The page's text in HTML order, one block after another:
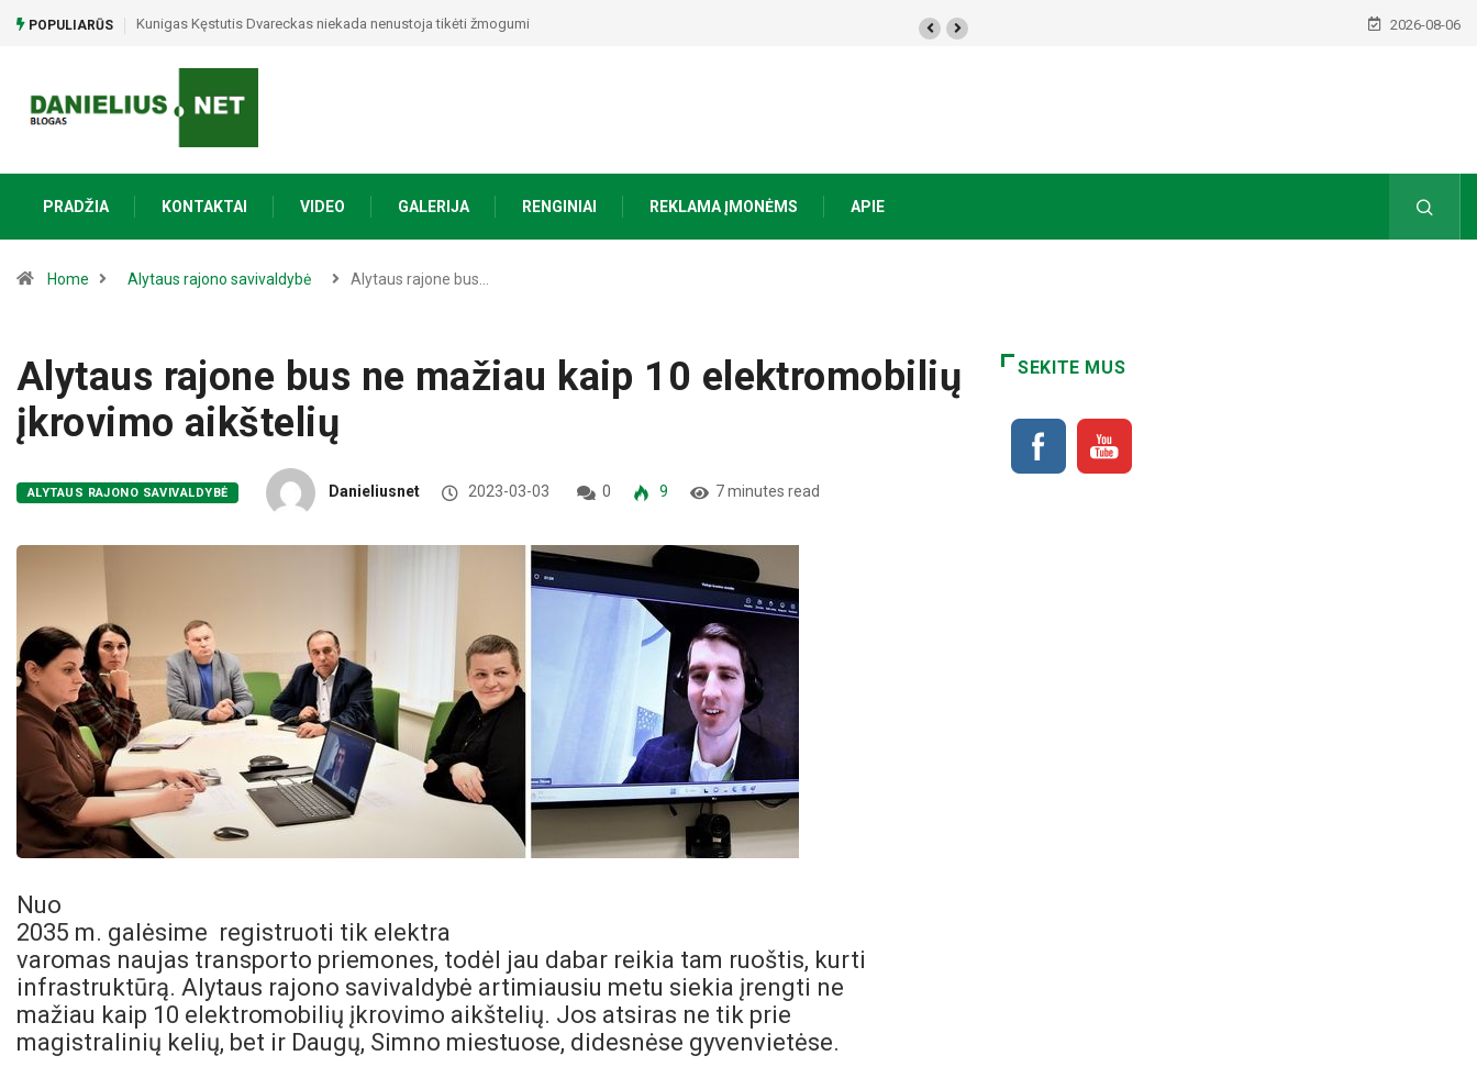
POPULIARŪS Alytaus apskrities įvykių suvestinė: sukčiai išviliojo 3350 eurų, Prienuose – policijos gaudynės, Varėnos rajone rasti du mirę žmonės 2026-08-06
PRADŽIA KONTAKTAI VIDEO GALERIJA RENGINIAI REKLAMA ĮMONĖMS APIE
Home Alytaus rajono savivaldybė Alytaus rajone bus…
Alytaus rajone bus ne mažiau kaip 10 elektromobilių
įkrovimo aikštelių
ALYTAUS RAJONO SAVIVALDYBĖ Danieliusnet 2023-03-03 0 9 7 minutes read
Nuo
2035 m. galėsime registruoti tik elektra
varomas naujas transporto priemones, todėl jau dabar reikia tam ruoštis, kurti
infrastruktūrą. Alytaus rajono savivaldybė artimiausiu metu siekia įrengti ne
mažiau kaip 10 elektromobilių įkrovimo aikštelių. Jos atsiras ne tik prie
magistralinių kelių, bet ir Daugų, Simno miestuose, didesnėse gyvenvietėse.
SEKITE MUS